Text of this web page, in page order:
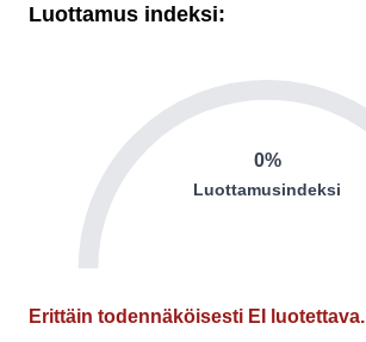
Luottamus indeksi:
0%
Luottamusindeksi
Erittäin todennäköisesti EI luotettava.